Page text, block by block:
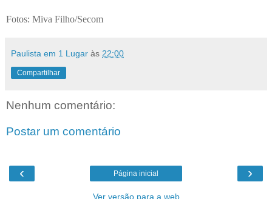
Fotos: Miva Filho/Secom
Paulista em 1 Lugar às 22:00
Compartilhar
Nenhum comentário:
Postar um comentário
‹ ›
Página inicial
Ver versão para a web